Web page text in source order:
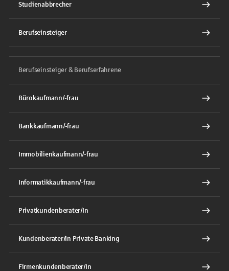
Studienabbrecher
Berufseinsteiger
Berufseinsteiger & Berufserfahrene
Bürokaufmann/-frau
Bankkaufmann/-frau
Immobilienkaufmann/-frau
Informatikkaufmann/-frau
Privatkundenberater/In
Kundenberater/In Private Banking
Firmenkundenberater/In